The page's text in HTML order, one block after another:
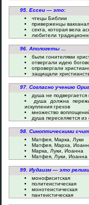
95. Ессеи — это:
чтецы Библии
приверженцы
секта, которая вела
любители
96. Апологеты ...
были гонителями
отвергали идею
опровергали
защищали
97. Согласно учению
душа не
душа должна
искупления грехов
множество
душа переселяется из
98. Синоптическими
Матфея, Марка, Луки
Матфея, Марха,
Марка, Луки, Иоанна
Матфея, Луки, Иоанна
99. Иудаизм — это
монофиситская
политеистическая
монотеистическая
пантеистическая